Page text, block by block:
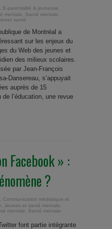
E-parentalité & jeunesse
mentale Santé mentale
santé
de Montréal a
sur les enjeux du
du Web des jeunes et
des milieux scolaires.
par Jean-François
Dansereau, s’appuyait
auprès de 15
l’éducation, une revue
Facebook » :
?
Communication médiatique et
Jeunes et santé mentale
mentale Santé mentale
font partie intégrante